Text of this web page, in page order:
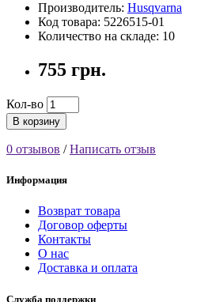
Производитель: Husqvarna
Код товара: 5226515-01
Количество на складе: 10
755 грн.
Кол-во
В корзину
0 отзывов /Написать отзыв
Информация
Возврат товара
Договор оферты
Контакты
О нас
Доставка и оплата
Служба поддержки